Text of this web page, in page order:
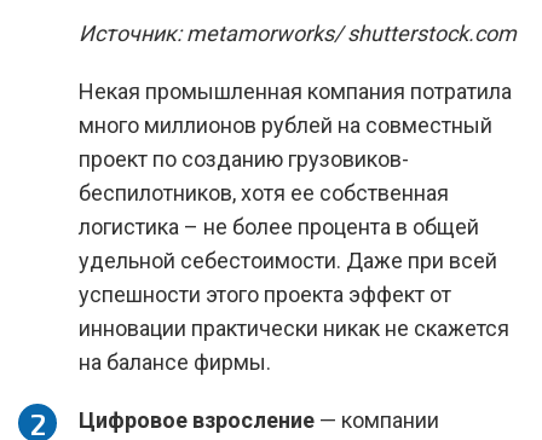
Источник: metamorworks/ shutterstock.com
Некая промышленная компания потратила
много миллионов рублей на совместный
проект по созданию грузовиков-
беспилотников, хотя ее собственная
логистика – не более процента в общей
удельной себестоимости. Даже при всей
успешности этого проекта эффект от
инновации практически никак не скажется
на балансе фирмы.
Цифровое взросление — компании